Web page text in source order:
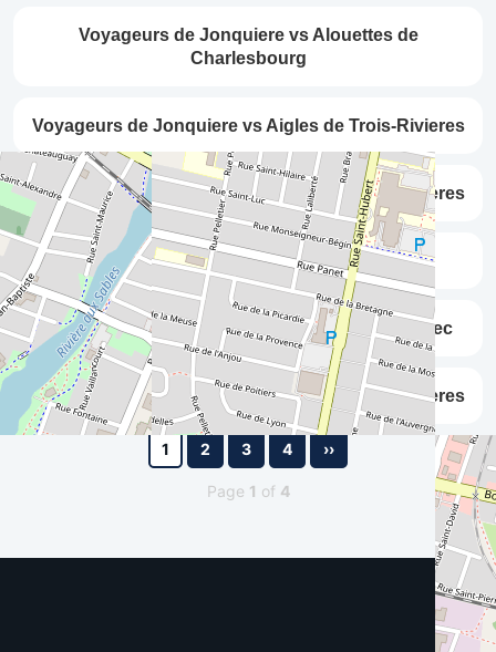
Voyageurs de Jonquiere vs Alouettes de
Charlesbourg
Voyageurs de Jonquiere vs Aigles de Trois-Rivieres
Voyageurs de Jonquiere vs Aigles de Trois-Rivieres
Voyageurs de Jonquiere vs ABC 16U
Voyageurs de Jonquiere vs Diamants de Quebec
Voyageurs de Jonquiere vs Aigles de Trois-Rivieres
1 2 3 4 ››
Page 1 of 4